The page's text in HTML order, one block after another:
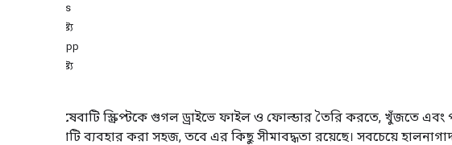
Access
বৈশিষ্ট্য
DriveApp
বৈশিষ্ট্য
এই পরিষেবাটি স্ক্রিপ্টকে গুগল ড্রাইভে ফাইল ও ফোল্ডার তৈরি করতে, খুঁজতে এবং
পরিষেবাটি ব্যবহার করা সহজ, তবে এর কিছু সীমাবদ্ধতা রয়েছে। সবচেয়ে